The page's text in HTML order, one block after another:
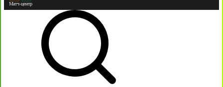
Матч-центр